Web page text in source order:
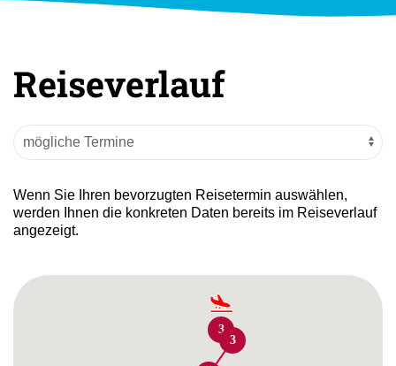
Reiseverlauf
Wenn Sie Ihren bevorzugten Reisetermin auswählen,
werden Ihnen die konkreten Daten bereits im Reiseverlauf
angezeigt.
3
3